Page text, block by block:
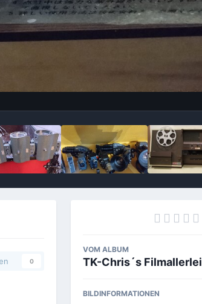
0
VOM ALBUM
TK-Chris´s Filmallerlei
BILDINFORMATIONEN